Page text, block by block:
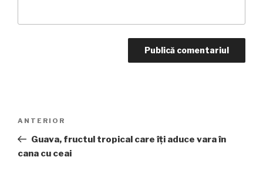
articole
Articolul
anterior
ANTERIOR
Guava, fructul tropical care îți aduce vara în
cana cu ceai